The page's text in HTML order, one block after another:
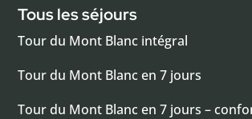
Tous les séjours
Tour du Mont Blanc intégral
Tour du Mont Blanc en 7 jours
Tour du Mont Blanc en 7 jours –